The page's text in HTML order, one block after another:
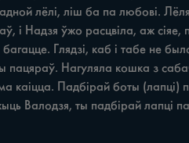
лёлі, ліш ба па любові.
i Надзя ўжо расцвіла, аж
Глядзі, каб i табе не
пацяраў. Нагуляла кошка з
каіцца. Падбірай боты
Валодзя, ты падбірай